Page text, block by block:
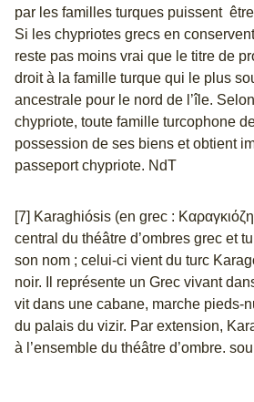
par les familles turques puissent
Si les chypriotes grecs en conservent
reste pas moins vrai que le titre de
droit à la famille turque qui le plus
ancestrale pour le nord de l’île.
chypriote, toute famille turcophone
possession de ses biens et obtient
passeport chypriote. NdT
[7] Karaghiósis (en grec :
central du théâtre d’ombres grec et
son nom ; celui-ci vient du turc
noir. Il représente un Grec vivant
vit dans une cabane, marche pieds-
du palais du vizir. Par extension,
à l’ensemble du théâtre d’ombre.